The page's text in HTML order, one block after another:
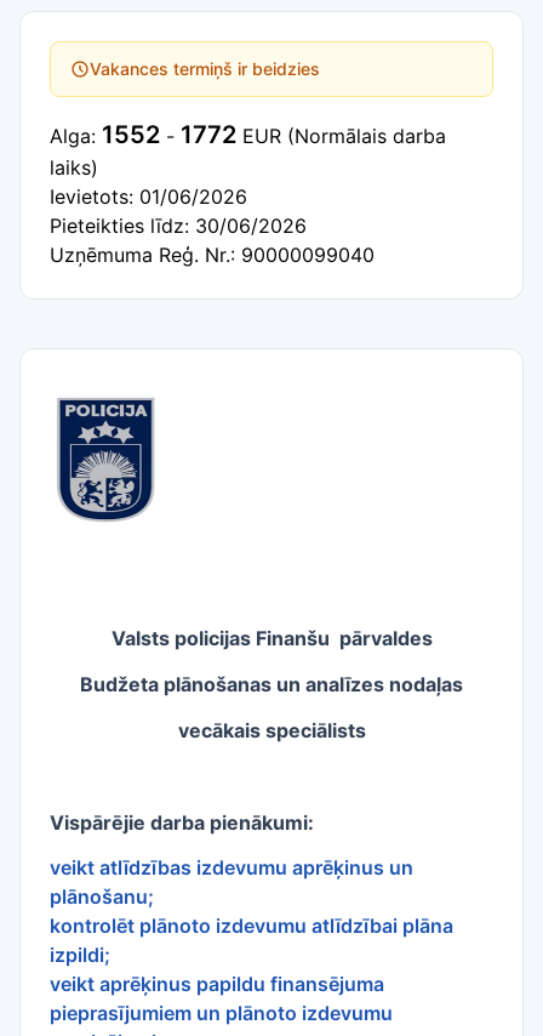
Valsts policijas Finanšu pārvaldes
Budžeta plānošanas un analīzes nodaļas
vecākais speciālists
Vispārējie darba pienākumi:
veikt atlīdzības izdevumu aprēķinus un
plānošanu;
kontrolēt plānoto izdevumu atlīdzībai plāna
izpildi;
veikt aprēķinus papildu finansējuma
pieprasījumiem un plānoto izdevumu
Vakances termiņš ir beidzies
Alga: 1552 - 1772 EUR (Normālais darba
laiks)
Ievietots: 01/06/2026
Pieteikties līdz: 30/06/2026
Uzņēmuma Reģ. Nr.: 90000099040